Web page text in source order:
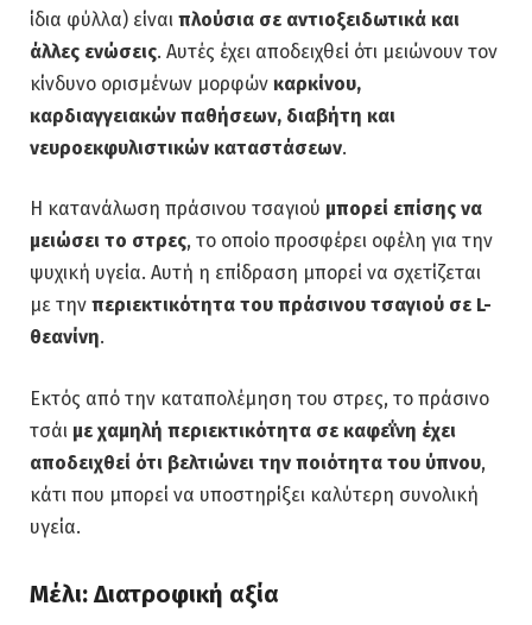
ίδια φύλλα) είναι πλούσια σε αντιοξειδωτικά και
άλλες ενώσεις. Αυτές έχει αποδειχθεί ότι μειώνουν τον
κίνδυνο ορισμένων μορφών καρκίνου,
καρδιαγγειακών παθήσεων, διαβήτη και
νευροεκφυλιστικών καταστάσεων.
Η κατανάλωση πράσινου τσαγιού μπορεί επίσης να
μειώσει το στρες, το οποίο προσφέρει οφέλη για την
ψυχική υγεία. Αυτή η επίδραση μπορεί να σχετίζεται
με την περιεκτικότητα του πράσινου τσαγιού σε L-
θεανίνη.
Εκτός από την καταπολέμηση του στρες, το πράσινο
τσάι με χαμηλή περιεκτικότητα σε καφεΐνη έχει
αποδειχθεί ότι βελτιώνει την ποιότητα του ύπνου,
κάτι που μπορεί να υποστηρίξει καλύτερη συνολική
υγεία.
Μέλι: Διατροφική αξία